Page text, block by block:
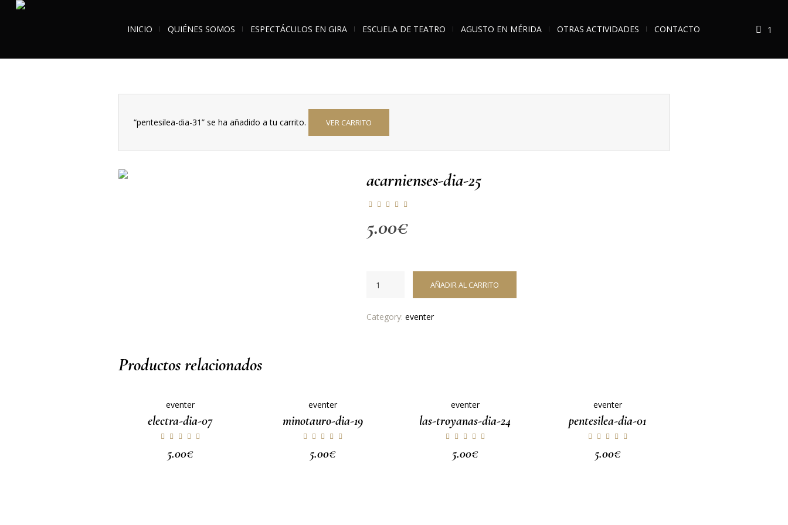
1
INICIO QUIÉNES SOMOS ESPECTÁCULOS EN GIRA ESCUELA DE TEATRO AGUSTO EN MÉRIDA OTRAS ACTIVIDADES CONTACTO
“pentesilea-dia-31” se ha añadido a tu carrito. VER CARRITO
acarnienses-dia-25
5.00€
AÑADIR AL CARRITO
Category: eventer
Productos relacionados
eventer
electra-dia-07
5.00€
eventer
minotauro-dia-19
5.00€
eventer
las-troyanas-dia-24
5.00€
eventer
pentesilea-dia-01
5.00€